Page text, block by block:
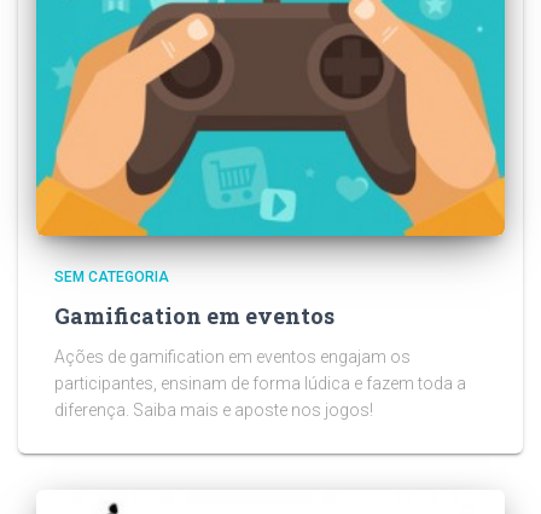
SEM CATEGORIA
Gamification em eventos
Ações de gamification em eventos engajam os
participantes, ensinam de forma lúdica e fazem toda a
diferença. Saiba mais e aposte nos jogos!